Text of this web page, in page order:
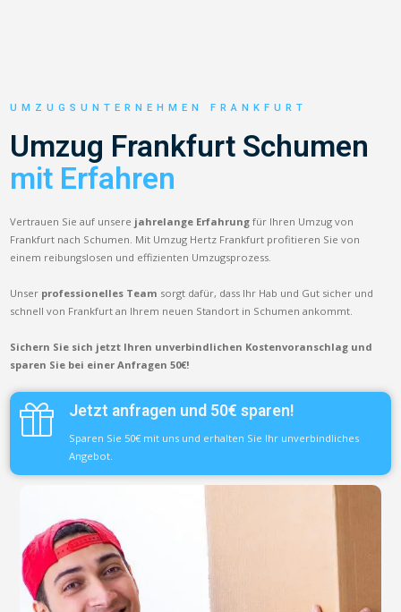
UMZUGSUNTERNEHMEN FRANKFURT
Umzug Frankfurt Schumen
mit Erfahren
Vertrauen Sie auf unsere jahrelange Erfahrung für Ihren Umzug von
Frankfurt nach Schumen. Mit Umzug Hertz Frankfurt profitieren Sie von
einem reibungslosen und effizienten Umzugsprozess.
Unser professionelles Team sorgt dafür, dass Ihr Hab und Gut sicher und
schnell von Frankfurt an Ihrem neuen Standort in Schumen ankommt.
Sichern Sie sich jetzt Ihren unverbindlichen Kostenvoranschlag und
sparen Sie bei einer Anfragen 50€!
Jetzt anfragen und 50€ sparen!
Sparen Sie 50€ mit uns und erhalten Sie Ihr unverbindliches
Angebot.